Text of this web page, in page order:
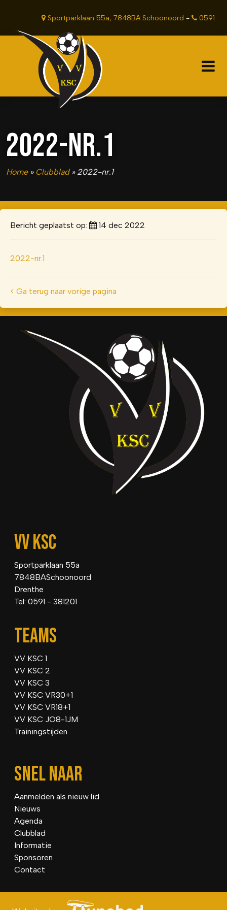
Sportparklaan 55a, 7848BA Schoonoord - 0591
2022-NR.1
Home» Clubblad» 2022-nr.1
Bericht geplaatst op: 14 dec 2022
2022-nr.1
< Ga terug naar vorige pagina
VV KSC
Sportparklaan 55a
7848BASchoonoord
Drenthe
Tel: 0591 - 381201
TEAMS
VV KSC 1
VV KSC 2
VV KSC 3
VV KSC VR30+1
VV KSC VR18+1
VV KSC JO8-1JM
Trainingstijden
SNEL NAAR
Aanmelden als nieuw lid
Nieuws
Agenda
Clubblad
Informatie
Sponsoren
Contact